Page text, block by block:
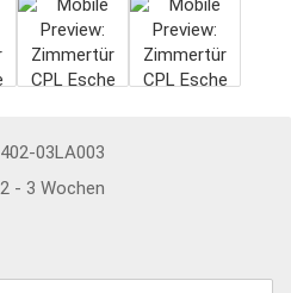
402-03LA003
2 - 3 Wochen